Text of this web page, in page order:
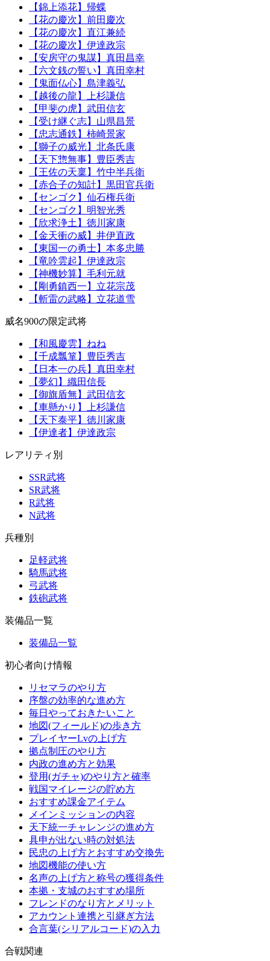
【錦上添花】帰蝶
【花の慶次】前田慶次
【花の慶次】直江兼続
【花の慶次】伊達政宗
【安房守の鬼謀】真田昌幸
【六文銭の誓い】真田幸村
【鬼面仏心】島津義弘
【越後の龍】上杉謙信
【甲斐の虎】武田信玄
【受け継ぐ志】山県昌景
【忠志通鉄】柿崎景家
【獅子の威光】北条氏康
【天下惣無事】豊臣秀吉
【王佐の天稟】竹中半兵衛
【赤合子の知計】黒田官兵衛
【センゴク】仙石権兵衛
【センゴク】明智光秀
【欣求浄土】徳川家康
【金天衝の威】井伊直政
【東国一の勇士】本多忠勝
【竜吟雲起】伊達政宗
【神機妙算】毛利元就
【剛勇鎮西一】立花宗茂
【斬雷の武略】立花道雪
威名900の限定武将
【和風慶雲】ねね
【千成瓢箪】豊臣秀吉
【日本一の兵】真田幸村
【夢幻】織田信長
【御旗盾無】武田信玄
【車懸かり】上杉謙信
【天下泰平】徳川家康
【伊達者】伊達政宗
レアリティ別
SSR武将
SR武将
R武将
N武将
兵種別
足軽武将
騎馬武将
弓武将
鉄砲武将
装備品一覧
装備品一覧
初心者向け情報
リセマラのやり方
序盤の効率的な進め方
毎日やっておきたいこと
地図(フィールド)の歩き方
プレイヤーLvの上げ方
拠点制圧のやり方
内政の進め方と効果
登用(ガチャ)のやり方と確率
戦国マイレージの貯め方
おすすめ課金アイテム
メインミッションの内容
天下統一チャレンジの進め方
具申が出ない時の対処法
民忠の上げ方とおすすめ交換先
地図機能の使い方
名声の上げ方と称号の獲得条件
本拠・支城のおすすめ場所
フレンドのなり方とメリット
アカウント連携と引継ぎ方法
合言葉(シリアルコード)の入力
合戦関連